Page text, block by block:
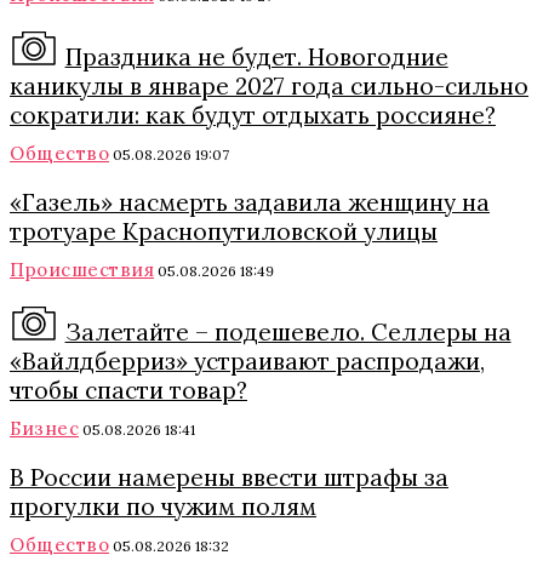
Праздника не будет. Новогодние
каникулы в январе 2027 года сильно-сильно
сократили: как будут отдыхать россияне?
Общество 05.08.2026 19:07
«Газель» насмерть задавила женщину на
тротуаре Краснопутиловской улицы
Происшествия 05.08.2026 18:49
Залетайте – подешевело. Селлеры на
«Вайлдберриз» устраивают распродажи,
чтобы спасти товар?
Бизнес 05.08.2026 18:41
В России намерены ввести штрафы за
прогулки по чужим полям
Общество 05.08.2026 18:32